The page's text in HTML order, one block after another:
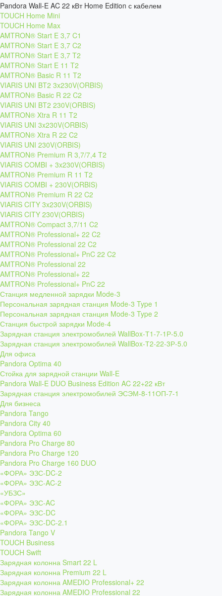
Pandora Wall-E AC 22 кВт Home Edition с кабелем
TOUCH Home Mini
TOUCH Home Max
AMTRON® Start E 3,7 C1
AMTRON® Start E 3,7 C2
AMTRON® Start E 3,7 T2
AMTRON® Start E 11 T2
AMTRON® Basic R 11 T2
VIARIS UNI BT2 3x230V(ORBIS)
AMTRON® Basic R 22 C2
VIARIS UNI BT2 230V(ORBIS)
AMTRON® Xtra R 11 T2
VIARIS UNI 3x230V(ORBIS)
AMTRON® Xtra R 22 C2
VIARIS UNI 230V(ORBIS)
AMTRON® Premium R 3,7/7,4 T2
VIARIS COMBI + 3x230V(ORBIS)
AMTRON® Premium R 11 T2
VIARIS COMBI + 230V(ORBIS)
AMTRON® Premium R 22 C2
VIARIS CITY 3x230V(ORBIS)
VIARIS CITY 230V(ORBIS)
AMTRON® Compact 3,7/11 C2
AMTRON® Professional+ 22 C2
AMTRON® Professional 22 C2
AMTRON® Professional+ PnC 22 C2
AMTRON® Professional 22
AMTRON® Professional+ 22
AMTRON® Professional+ PnC 22
Станция медленной зарядки Mode-3
Персональная зарядная станция Mode-3 Type 1
Персональная зарядная станция Mode-3 Type 2
Станция быстрой зарядки Mode-4
Зарядная станция электромобилей WallBox-Т1-7-1Р-5.0
Зарядная станция электромобилей WallBox-Т2-22-3Р-5.0
Для офиса
Pandora Optima 40
Стойка для зарядной станции Wall-E
Pandora Wall-E DUO Business Edition AC 22+22 кВт
Зарядная станция электромобилей ЭСЭМ-8-11ОП-7-1
Для бизнеса
Pandora Tango
Pandora City 40
Pandora Optima 60
Pandora Pro Charge 80
Pandora Pro Charge 120
Pandora Pro Charge 160 DUO
«ФОРА» ЭЗС-DC-2
«ФОРА» ЭЗС-AC-2
«УБЗС»
«ФОРА» ЭЗС-AC
«ФОРА» ЭЗС-DC
«ФОРА» ЭЗС-DC-2.1
Pandora Tango V
TOUCH Business
TOUCH Swift
Зарядная колонна Smart 22 L
Зарядная колонна Premium 22 L
Зарядная колонна AMEDIO Professional+ 22
Зарядная колонна AMEDIO Professional 22